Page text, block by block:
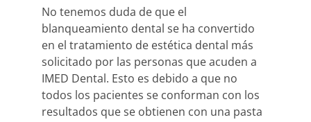
No tenemos duda de que el
blanqueamiento dental se ha convertido
en el tratamiento de estética dental más
solicitado por las personas que acuden a
IMED Dental. Esto es debido a que no
todos los pacientes se conforman con los
resultados que se obtienen con una pasta